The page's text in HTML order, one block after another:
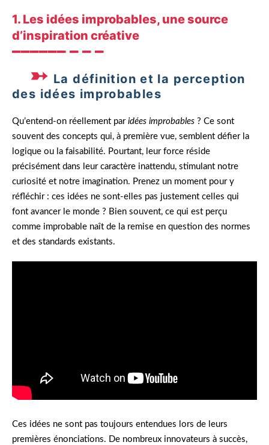
1. Les idées improbables, une source
d’inspiration créative
La définition et la perception
des idées improbables
Qu’entend-on réellement par idées improbables ? Ce sont
souvent des concepts qui, à première vue, semblent défier la
logique ou la faisabilité. Pourtant, leur force réside
précisément dans leur caractère inattendu, stimulant notre
curiosité et notre imagination. Prenez un moment pour y
réfléchir : ces idées ne sont-elles pas justement celles qui
font avancer le monde ? Bien souvent, ce qui est perçu
comme improbable naît de la remise en question des normes
et des standards existants.
Ces idées ne sont pas toujours entendues lors de leurs
premières énonciations. De nombreux innovateurs à succès,